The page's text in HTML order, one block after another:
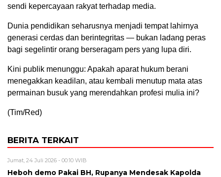
sendi kepercayaan rakyat terhadap media.
Dunia pendidikan seharusnya menjadi tempat lahirnya
generasi cerdas dan berintegritas — bukan ladang peras
bagi segelintir orang berseragam pers yang lupa diri.
Kini publik menunggu: Apakah aparat hukum berani
menegakkan keadilan, atau kembali menutup mata atas
permainan busuk yang merendahkan profesi mulia ini?
(Tim/Red)
BERITA TERKAIT
Jumat, 24 Juli 2026 - 00:10 WIB
Heboh demo Pakai BH, Rupanya Mendesak Kapolda